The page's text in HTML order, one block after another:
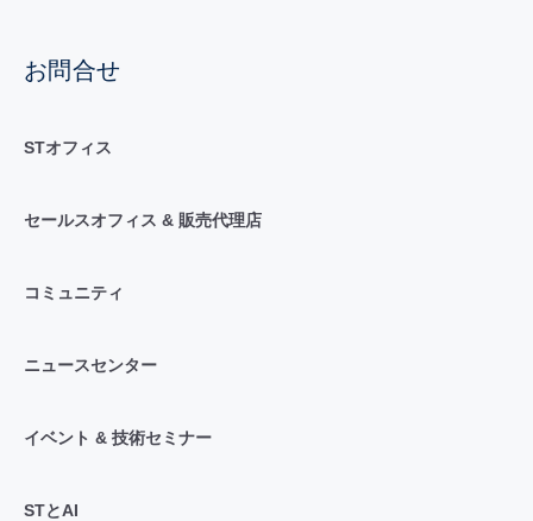
お問合せ
STオフィス
セールスオフィス & 販売代理店
コミュニティ
ニュースセンター
イベント & 技術セミナー
STとAI